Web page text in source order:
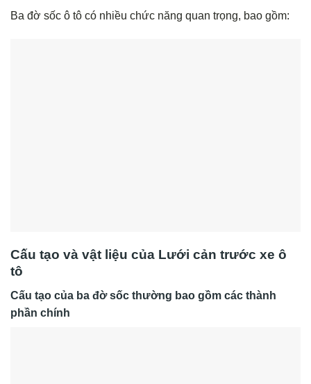
Ba đờ sốc ô tô có nhiều chức năng quan trọng, bao gồm:
Cấu tạo và vật liệu của Lưới cản trước xe ô
tô
Cấu tạo của ba đờ sốc thường bao gồm các thành
phần chính